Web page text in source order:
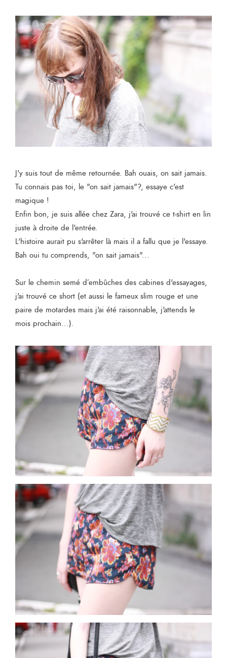
J'y suis tout de même retournée. Bah ouais, on sait jamais.
Tu connais pas toi, le "on sait jamais"?, essaye c'est
magique !
Enfin bon, je suis allée chez Zara, j'ai trouvé ce t-shirt en lin
juste à droite de l'entrée.
L'histoire aurait pu s'arrêter là mais il a fallu que je l'essaye.
Bah oui tu comprends, "on sait jamais"...
Sur le chemin semé d’embûches des cabines d'essayages,
j'ai trouvé ce short (et aussi le fameux slim rouge et une
paire de motardes mais j'ai été raisonnable, j'attends le
mois prochain...).